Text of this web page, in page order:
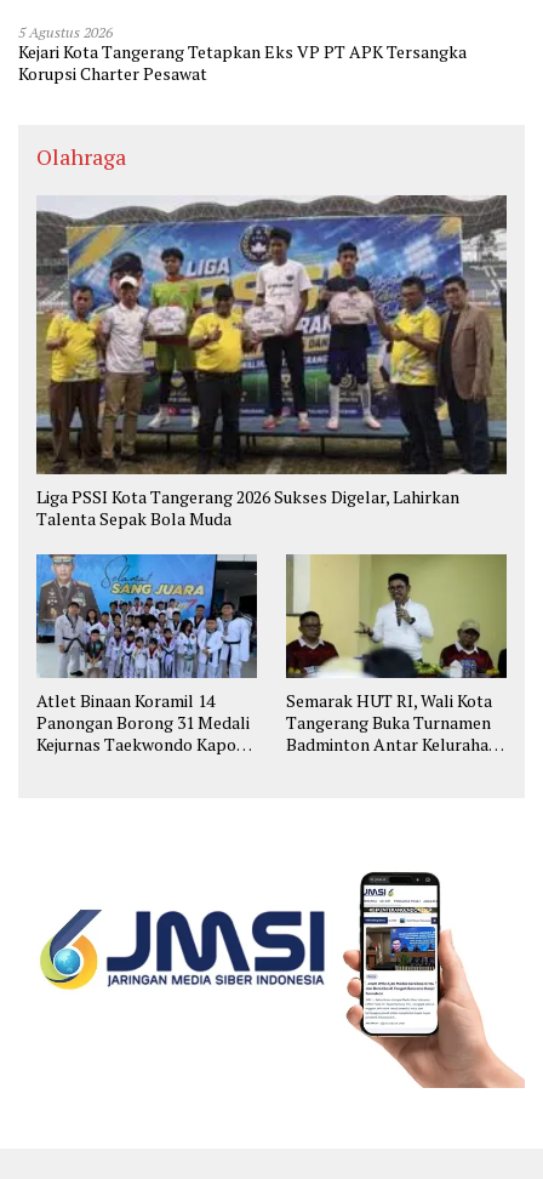
5 Agustus 2026
Kejari Kota Tangerang Tetapkan Eks VP PT APK Tersangka
Korupsi Charter Pesawat
Olahraga
Liga PSSI Kota Tangerang 2026 Sukses Digelar, Lahirkan
Talenta Sepak Bola Muda
Atlet Binaan Koramil 14
Panongan Borong 31 Medali
Kejurnas Taekwondo Kapolri
Semarak HUT RI, Wali Kota
Tangerang Buka Turnamen
Badminton Antar Kelurahan